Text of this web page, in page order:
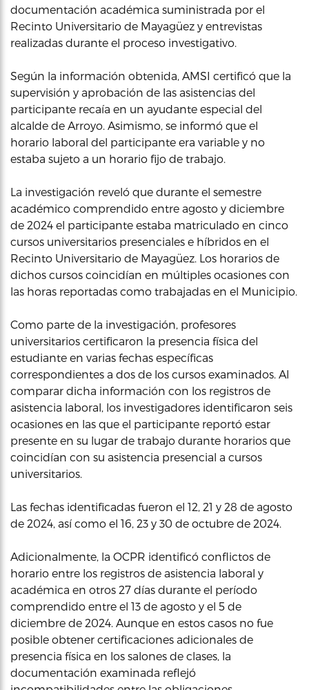
documentación académica suministrada por el
Recinto Universitario de Mayagüez y entrevistas
realizadas durante el proceso investigativo.
Según la información obtenida, AMSI certificó que la
supervisión y aprobación de las asistencias del
participante recaía en un ayudante especial del
alcalde de Arroyo. Asimismo, se informó que el
horario laboral del participante era variable y no
estaba sujeto a un horario fijo de trabajo.
La investigación reveló que durante el semestre
académico comprendido entre agosto y diciembre
de 2024 el participante estaba matriculado en cinco
cursos universitarios presenciales e híbridos en el
Recinto Universitario de Mayagüez. Los horarios de
dichos cursos coincidían en múltiples ocasiones con
las horas reportadas como trabajadas en el Municipio.
Como parte de la investigación, profesores
universitarios certificaron la presencia física del
estudiante en varias fechas específicas
correspondientes a dos de los cursos examinados. Al
comparar dicha información con los registros de
asistencia laboral, los investigadores identificaron seis
ocasiones en las que el participante reportó estar
presente en su lugar de trabajo durante horarios que
coincidían con su asistencia presencial a cursos
universitarios.
Las fechas identificadas fueron el 12, 21 y 28 de agosto
de 2024, así como el 16, 23 y 30 de octubre de 2024.
Adicionalmente, la OCPR identificó conflictos de
horario entre los registros de asistencia laboral y
académica en otros 27 días durante el período
comprendido entre el 13 de agosto y el 5 de
diciembre de 2024. Aunque en estos casos no fue
posible obtener certificaciones adicionales de
presencia física en los salones de clases, la
documentación examinada reflejó